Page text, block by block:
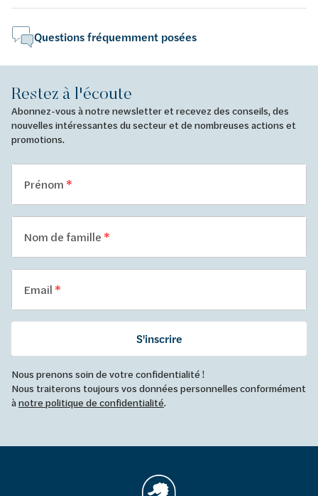
Questions fréquemment posées
Restez à l'écoute
Abonnez-vous à notre newsletter et recevez des conseils, des
nouvelles intéressantes du secteur et de nombreuses actions et
promotions.
Prénom
Nom de famille
Email
S'inscrire
Nous prenons soin de votre confidentialité !
Nous traiterons toujours vos données personnelles conformément
ànotre politique de confidentialité.